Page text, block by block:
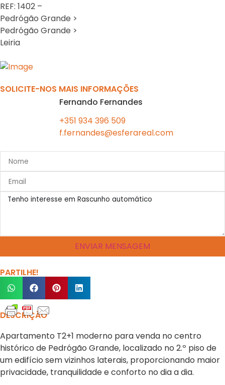
REF: 1402 –
Pedrógão Grande >
Pedrógão Grande >
Leiria
Previous
SOLICITE-NOS MAIS INFORMAÇÕES
Fernando Fernandes
+351 934 396 509
f.fernandes@esferareal.com
ENVIAR MENSAGEM
PARTILHE!
DESCRIÇÃO
Apartamento T2+1 moderno para venda no centro
histórico de Pedrógão Grande, localizado no 2.º piso de
um edifício sem vizinhos laterais, proporcionando maior
privacidade, tranquilidade e conforto no dia a dia.